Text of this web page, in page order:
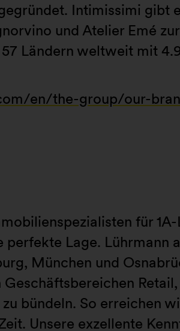
Intimissimi gibt
und Atelier Emé zur
Ländern weltweit mit
en/the-group/our-
für 1A-
Lage. Lührmann
München und
bündeln. So erreichen
Unsere exzellente